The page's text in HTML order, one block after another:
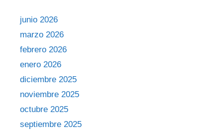
junio 2026
marzo 2026
febrero 2026
enero 2026
diciembre 2025
noviembre 2025
octubre 2025
septiembre 2025